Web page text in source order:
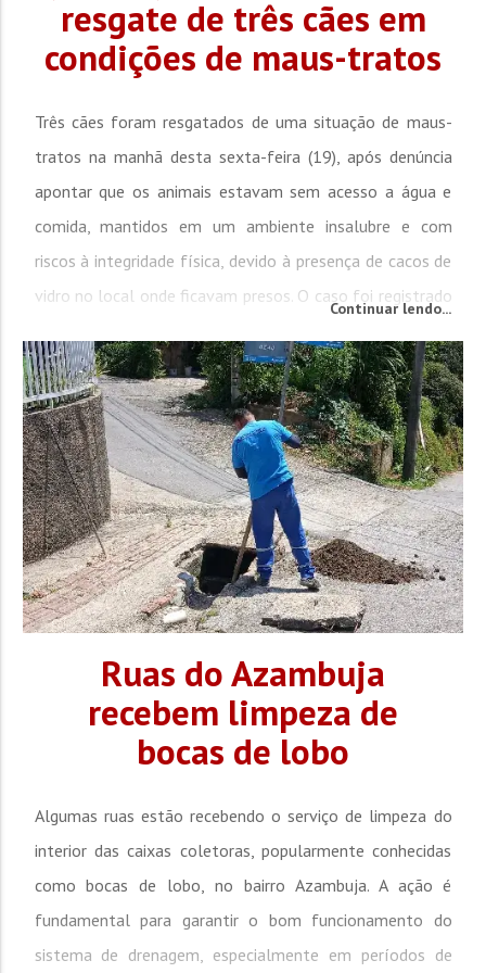
resgate de três cães em
condições de maus-tratos
Três cães foram resgatados de uma situação de maus-
tratos na manhã desta sexta-feira (19), após denúncia
apontar que os animais estavam sem acesso a água e
comida, mantidos em um ambiente insalubre e com
riscos à integridade física, devido à presença de cacos de
vidro no local onde ficavam presos. O caso foi registrado
indicado, foi...
Continuar lendo...
Ruas do Azambuja
recebem limpeza de
bocas de lobo
Algumas ruas estão recebendo o serviço de limpeza do
interior das caixas coletoras, popularmente conhecidas
como bocas de lobo, no bairro Azambuja. A ação é
fundamental para garantir o bom funcionamento do
sistema de drenagem, especialmente em períodos de